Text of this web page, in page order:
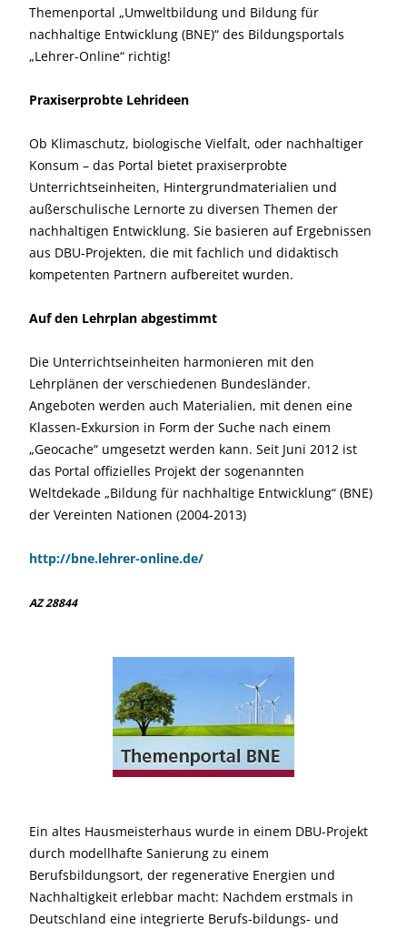
Themenportal „Umweltbildung und Bildung für
nachhaltige Entwicklung (BNE)“ des Bildungsportals
„Lehrer-Online“ richtig!
Praxiserprobte Lehrideen
Ob Klimaschutz, biologische Vielfalt, oder nachhaltiger
Konsum – das Portal bietet praxiserprobte
Unterrichtseinheiten, Hintergrundmaterialien und
außerschulische Lernorte zu diversen Themen der
nachhaltigen Entwicklung. Sie basieren auf Ergebnissen
aus DBU-Projekten, die mit fachlich und didaktisch
kompetenten Partnern aufbereitet wurden.
Auf den Lehrplan abgestimmt
Die Unterrichtseinheiten harmonieren mit den
Lehrplänen der verschiedenen Bundesländer.
Angeboten werden auch Materialien, mit denen eine
Klassen-Exkursion in Form der Suche nach einem
„Geocache“ umgesetzt werden kann. Seit Juni 2012 ist
das Portal offizielles Projekt der sogenannten
Weltdekade „Bildung für nachhaltige Entwicklung“ (BNE)
der Vereinten Nationen (2004-2013)
http://bne.lehrer-online.de/
AZ 28844
Ein altes Hausmeisterhaus wurde in einem DBU-Projekt
durch modellhafte Sanierung zu einem
Berufsbildungsort, der regenerative Energien und
Nachhaltigkeit erlebbar macht: Nachdem erstmals in
Deutschland eine integrierte Berufs-bildungs- und